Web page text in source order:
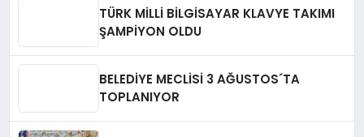
TÜRK MİLLİ BİLGİSAYAR KLAVYE TAKIMI
ŞAMPİYON OLDU
BELEDİYE MECLİSİ 3 AĞUSTOS´TA
TOPLANIYOR